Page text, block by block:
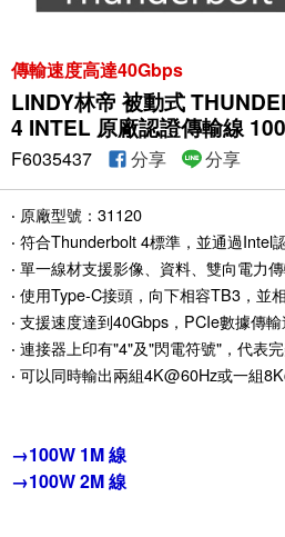
傳輸速度高達40Gbps
LINDY林帝 被動式
4 INTEL 原廠認證傳輸線
F6035437 分享 分享
‧ 原廠型號：31120
‧ 符合Thunderbolt 4標準，並通過Intel
‧ 單一線材支援影像、資料、雙向電力
‧ 使用Type-C接頭，向下相容TB3，並
‧ 支援速度達到40Gbps，PCIe數據傳
‧ 連接器上印有"4"及"閃電符號"，代表
‧ 可以同時輸出兩組4K@60Hz或一組
→100W 1M 線
→100W 2M 線